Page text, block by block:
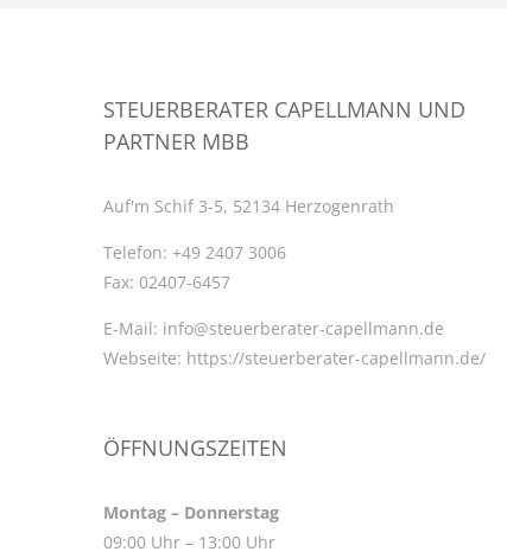
STEUERBERATER CAPELLMANN UND
PARTNER MBB
Auf'm Schif 3-5, 52134 Herzogenrath
Telefon: +49 2407 3006
Fax: 02407-6457
E-Mail: info@steuerberater-capellmann.de
Webseite: https://steuerberater-capellmann.de/
ÖFFNUNGSZEITEN
Montag – Donnerstag
09:00 Uhr – 13:00 Uhr